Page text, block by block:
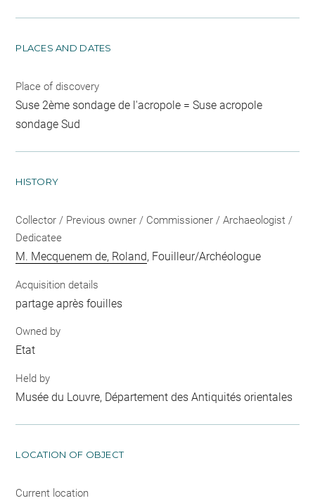
PLACES AND DATES
Place of discovery
Suse 2ème sondage de l'acropole = Suse acropole
sondage Sud
HISTORY
Collector / Previous owner / Commissioner / Archaeologist /
Dedicatee
M. Mecquenem de, Roland, Fouilleur/Archéologue
Acquisition details
partage après fouilles
Owned by
Etat
Held by
Musée du Louvre, Département des Antiquités orientales
LOCATION OF OBJECT
Current location